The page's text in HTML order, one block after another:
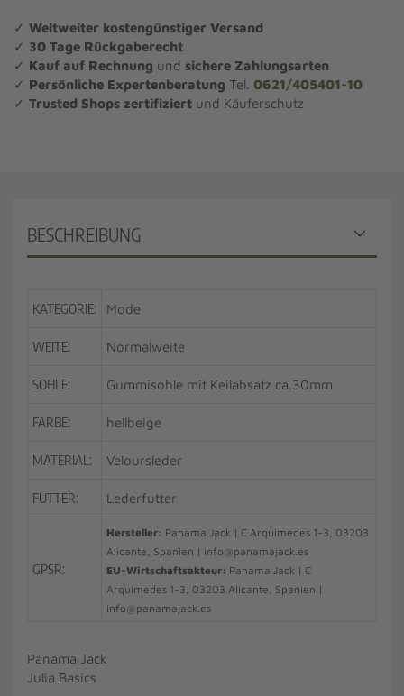
✓ Weltweiter kostengünstiger Versand
✓ 30 Tage Rückgaberecht
✓ Kauf auf Rechnung und sichere Zahlungsarten
✓ Persönliche Expertenberatung Tel. 0621/405401-10
✓ Trusted Shops zertifiziert und Käuferschutz
BESCHREIBUNG
KATEGORIE: Mode
WEITE: Normalweite
SOHLE: Gummisohle mit Keilabsatz ca.30mm
FARBE: hellbeige
MATERIAL: Veloursleder
FUTTER: Lederfutter
GPSR:
Hersteller: Panama Jack | C Arquimedes 1-3, 03203
Alicante, Spanien | info@panamajack.es
EU-Wirtschaftsakteur: Panama Jack | C
Arquimedes 1-3, 03203 Alicante, Spanien |
info@panamajack.es
Panama Jack
Julia Basics